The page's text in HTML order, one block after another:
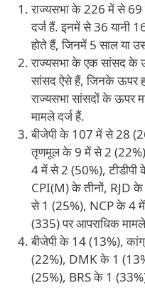
राज्यसभा के 226 में से 69
दर्ज हैं. इनमें से 36 यानी
होते हैं, जिनमें 5 साल या
राज्यसभा के एक सांसद के
सांसद ऐसे हैं, जिनके ऊपर
राज्यसभा सांसदों के ऊपर
मामले दर्ज हैं.
बीजेपी के 107 में से 28
तृणमूल के 9 में से 2
4 में से 2 (50%),
CPI(M) के तीनों, RJD
से 1 (25%), NCP के 4
(335) पर आपराधिक
बीजेपी के 14 (13%),
(22%), DMK के 1
(25%), BRS के 1